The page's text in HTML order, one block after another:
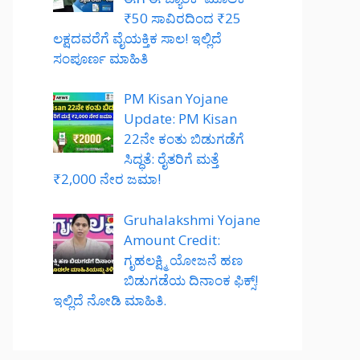
₹50 ಸಾವಿರದಿಂದ ₹25
ಲಕ್ಷದವರೆಗೆ ವೈಯಕ್ತಿಕ ಸಾಲ! ಇಲ್ಲಿದೆ
ಸಂಪೂರ್ಣ ಮಾಹಿತಿ
PM Kisan Yojane
Update: PM Kisan
22ನೇ ಕಂತು ಬಿಡುಗಡೆಗೆ
ಸಿದ್ಧತೆ: ರೈತರಿಗೆ ಮತ್ತೆ
₹2,000 ನೇರ ಜಮಾ!
Gruhalakshmi Yojane
Amount Credit:
ಗೃಹಲಕ್ಷ್ಮಿ ಯೋಜನೆ ಹಣ
ಬಿಡುಗಡೆಯ ದಿನಾಂಕ ಫಿಕ್ಸ್!
ಇಲ್ಲಿದೆ ನೋಡಿ ಮಾಹಿತಿ.